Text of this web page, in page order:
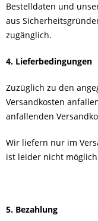
Bestelldaten und
aus
zugänglich.
4. Lieferbedingungen
Zuzüglich zu den
Versandkosten
anfallenden
Wir liefern nur im
ist leider nicht
5. Bezahlung